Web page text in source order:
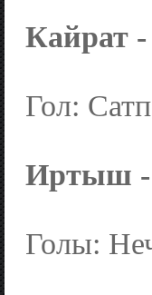
Кайрат -
Гол:
Иртыш -
Голы: